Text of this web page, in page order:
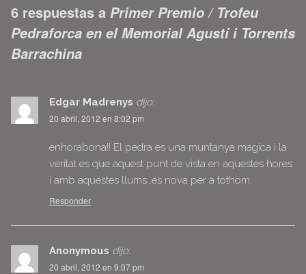
6 respuestas a Primer Premio / Trofeu
Pedraforca en el Memorial Agustí i Torrents
Barrachina
Edgar Madrenys dijo:
20 abril, 2012 en 8:02 pm
enhorabona!! El pedra es una muntanya magica i la
veritat es que aquest punt de vista en aquestes hores
i amb aquestes llums…es nova per a tothom.
Responder
Anonymous dijo:
20 abril, 2012 en 9:07 pm